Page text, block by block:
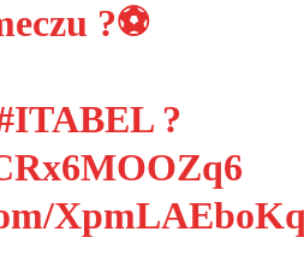
?⚽️
?
XpmLAEboKq